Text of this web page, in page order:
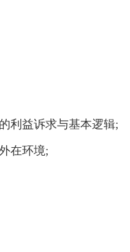
利益诉求与基本逻辑;
在环境;